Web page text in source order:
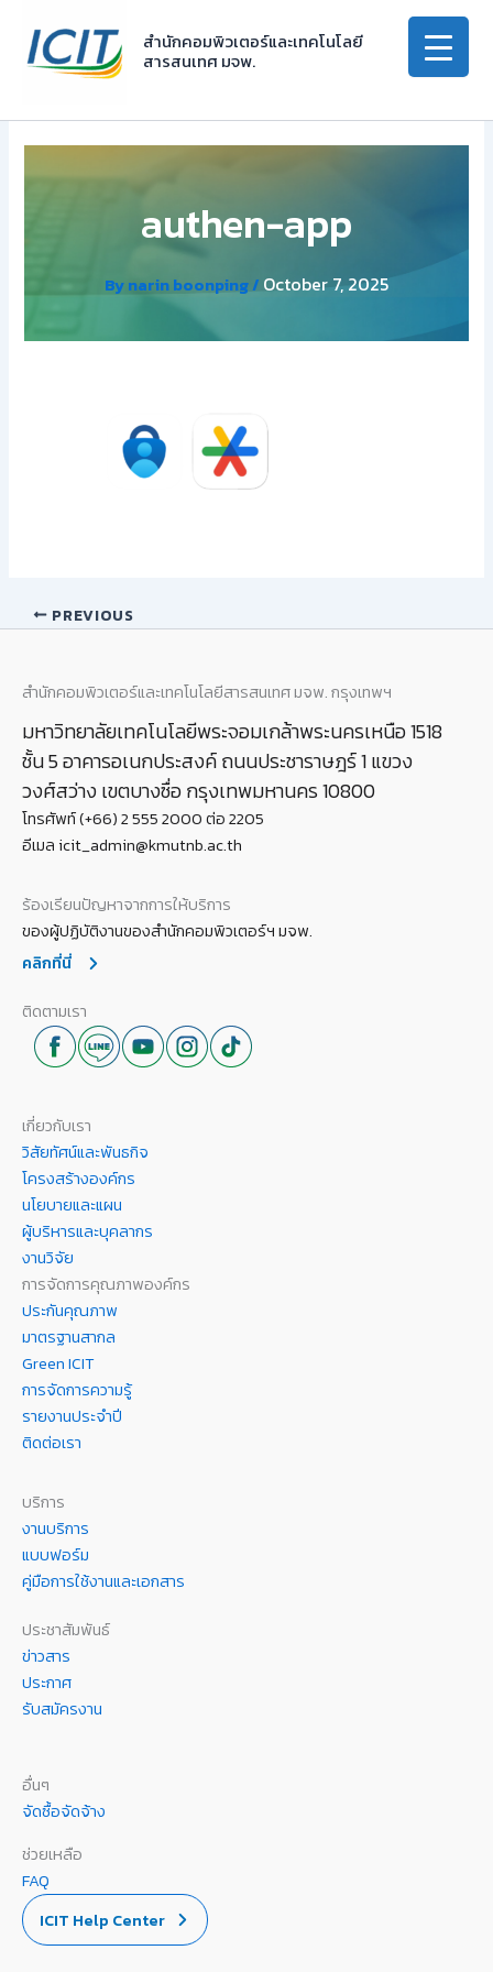
content
สำนักคอมพิวเตอร์และเทคโนโลยี
สารสนเทศ มจพ.
authen-app
Bynarin boonping/ October 7, 2025
PREVIOUS
สำนักคอมพิวเตอร์และเทคโนโลยีสารสนเทศ มจพ. กรุงเทพฯ
มหาวิทยาลัยเทคโนโลยีพระจอมเกล้าพระนครเหนือ 1518
ชั้น 5 อาคารอเนกประสงค์ ถนนประชาราษฎร์ 1 แขวง
วงศ์สว่าง เขตบางซื่อ กรุงเทพมหานคร 10800
โทรศัพท์ (+66) 2 555 2000 ต่อ 2205
อีเมล icit_admin@kmutnb.ac.th
ร้องเรียนปัญหาจากการให้บริการ
ของผู้ปฏิบัติงานของสำนักคอมพิวเตอร์ฯ มจพ.
คลิกที่นี่
ติดตามเรา
เกี่ยวกับเรา
วิสัยทัศน์และพันธกิจ
โครงสร้างองค์กร
นโยบายและแผน
ผู้บริหารและบุคลากร
งานวิจัย
การจัดการคุณภาพองค์กร
ประกันคุณภาพ
มาตรฐานสากล
Green ICIT
การจัดการความรู้
รายงานประจำปี
ติดต่อเรา
บริการ
งานบริการ
แบบฟอร์ม
คู่มือการใช้งานและเอกสาร
ประชาสัมพันธ์
ข่าวสาร
ประกาศ
รับสมัครงาน
อื่นๆ
จัดซื้อจัดจ้าง
ช่วยเหลือ
FAQ
ICIT Help Center